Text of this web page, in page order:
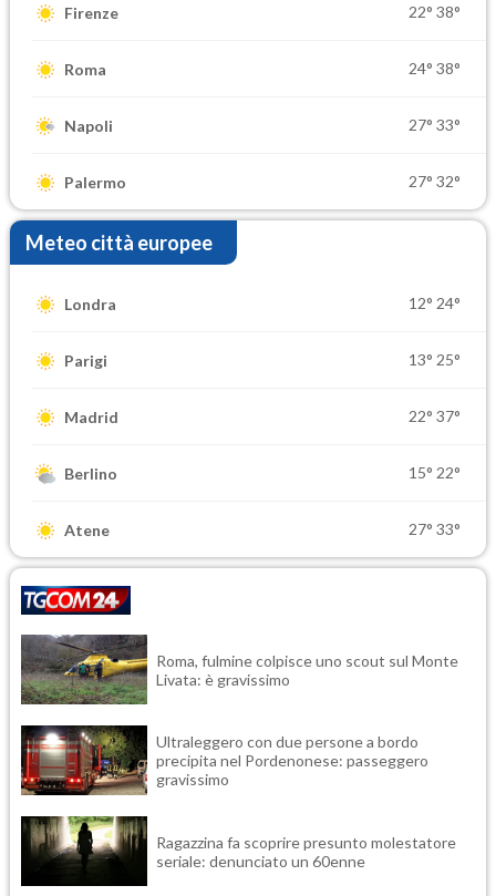
Firenze 22° 38°
Roma 24° 38°
Napoli 27° 33°
Palermo 27° 32°
Meteo città europee
Londra 12° 24°
Parigi 13° 25°
Madrid 22° 37°
Berlino 15° 22°
Atene 27° 33°
Roma, fulmine colpisce uno scout sul Monte
Livata: è gravissimo
Ultraleggero con due persone a bordo
precipita nel Pordenonese: passeggero
gravissimo
Ragazzina fa scoprire presunto molestatore
seriale: denunciato un 60enne